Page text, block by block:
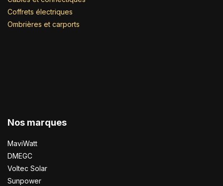
Coffrets électriques
Ombrières et carports
Nos marques
MaviWatt
DMEGC
Voltec Solar
Sunpower